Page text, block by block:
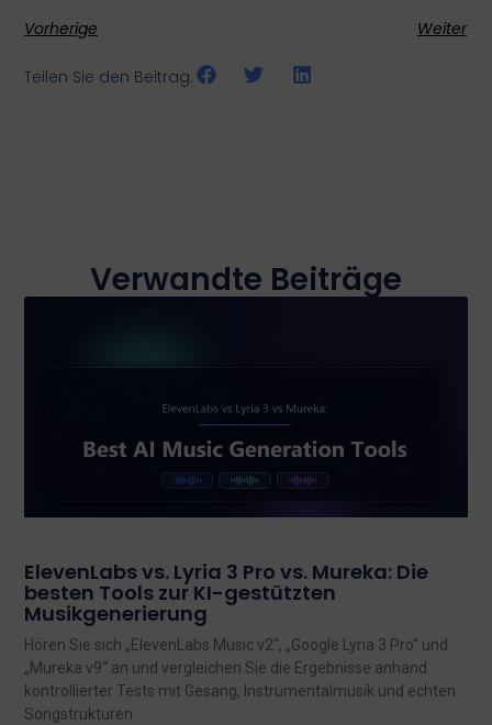
Vorherige Weiter
Teilen Sie den Beitrag:
Verwandte Beiträge
ElevenLabs vs. Lyria 3 Pro vs. Mureka: Die
besten Tools zur KI-gestützten
Musikgenerierung
Hören Sie sich „ElevenLabs Music v2“, „Google Lyria 3 Pro“ und
„Mureka v9“ an und vergleichen Sie die Ergebnisse anhand
kontrollierter Tests mit Gesang, Instrumentalmusik und echten
Songstrukturen.